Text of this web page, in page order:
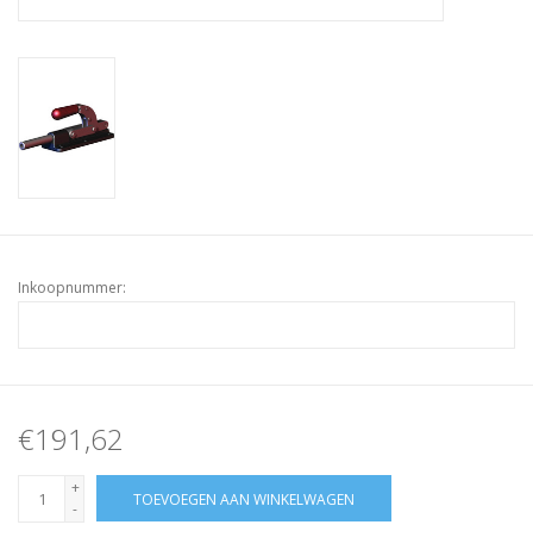
Inkoopnummer:
€191,62
+
-
TOEVOEGEN AAN WINKELWAGEN